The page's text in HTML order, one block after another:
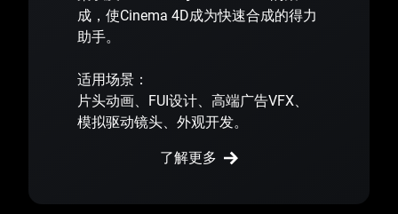
成，使Cinema 4D成为快速合成的得力
助手。
适用场景：
片头动画、FUI设计、高端广告VFX、
模拟驱动镜头、外观开发。
了解更多